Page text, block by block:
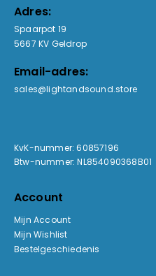
Adres:
Spaarpot 19
5667 KV Geldrop
Email-adres:
sales@lightandsound.store
KvK-nummer: 60857196
Btw-nummer: NL854090368B01
Account
Mijn Account
Mijn Wishlist
Bestelgeschiedenis